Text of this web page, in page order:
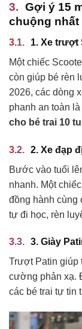
Gợi ý 15
chuộng nhất
1. Xe trượt
Một chiếc
còn giúp bé rèn
2026, các dòng
phanh an toàn
cho bé trai 10
2. Xe đạp
Bước vào tuổi
nhanh. Một
đồng hành cùng
tự đi học, rèn
3. Giày
Trượt Patin giúp
cường phản xạ.
các bé trai tự tin